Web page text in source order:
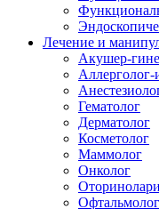
Лечение и
Акушер-
Гематолог
Дерматолог
Косметолог
Маммолог
Онколог
Офтальмолог